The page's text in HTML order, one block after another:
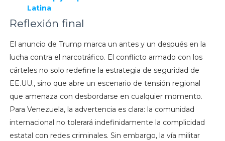
Latina
Reflexión final
El anuncio de Trump marca un antes y un después en la
lucha contra el narcotráfico. El conflicto armado con los
cárteles no solo redefine la estrategia de seguridad de
EE.UU., sino que abre un escenario de tensión regional
que amenaza con desbordarse en cualquier momento.
Para Venezuela, la advertencia es clara: la comunidad
internacional no tolerará indefinidamente la complicidad
estatal con redes criminales. Sin embargo, la vía militar